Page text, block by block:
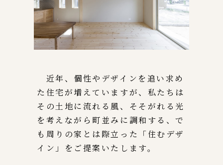
近年、個性やデザインを追い求め
た住宅が増えていますが、私たちは
その土地に流れる風、そそがれる光
を考えながら町並みに調和する、で
も周りの家とは際立った「住むデザ
イン」をご提案いたします。